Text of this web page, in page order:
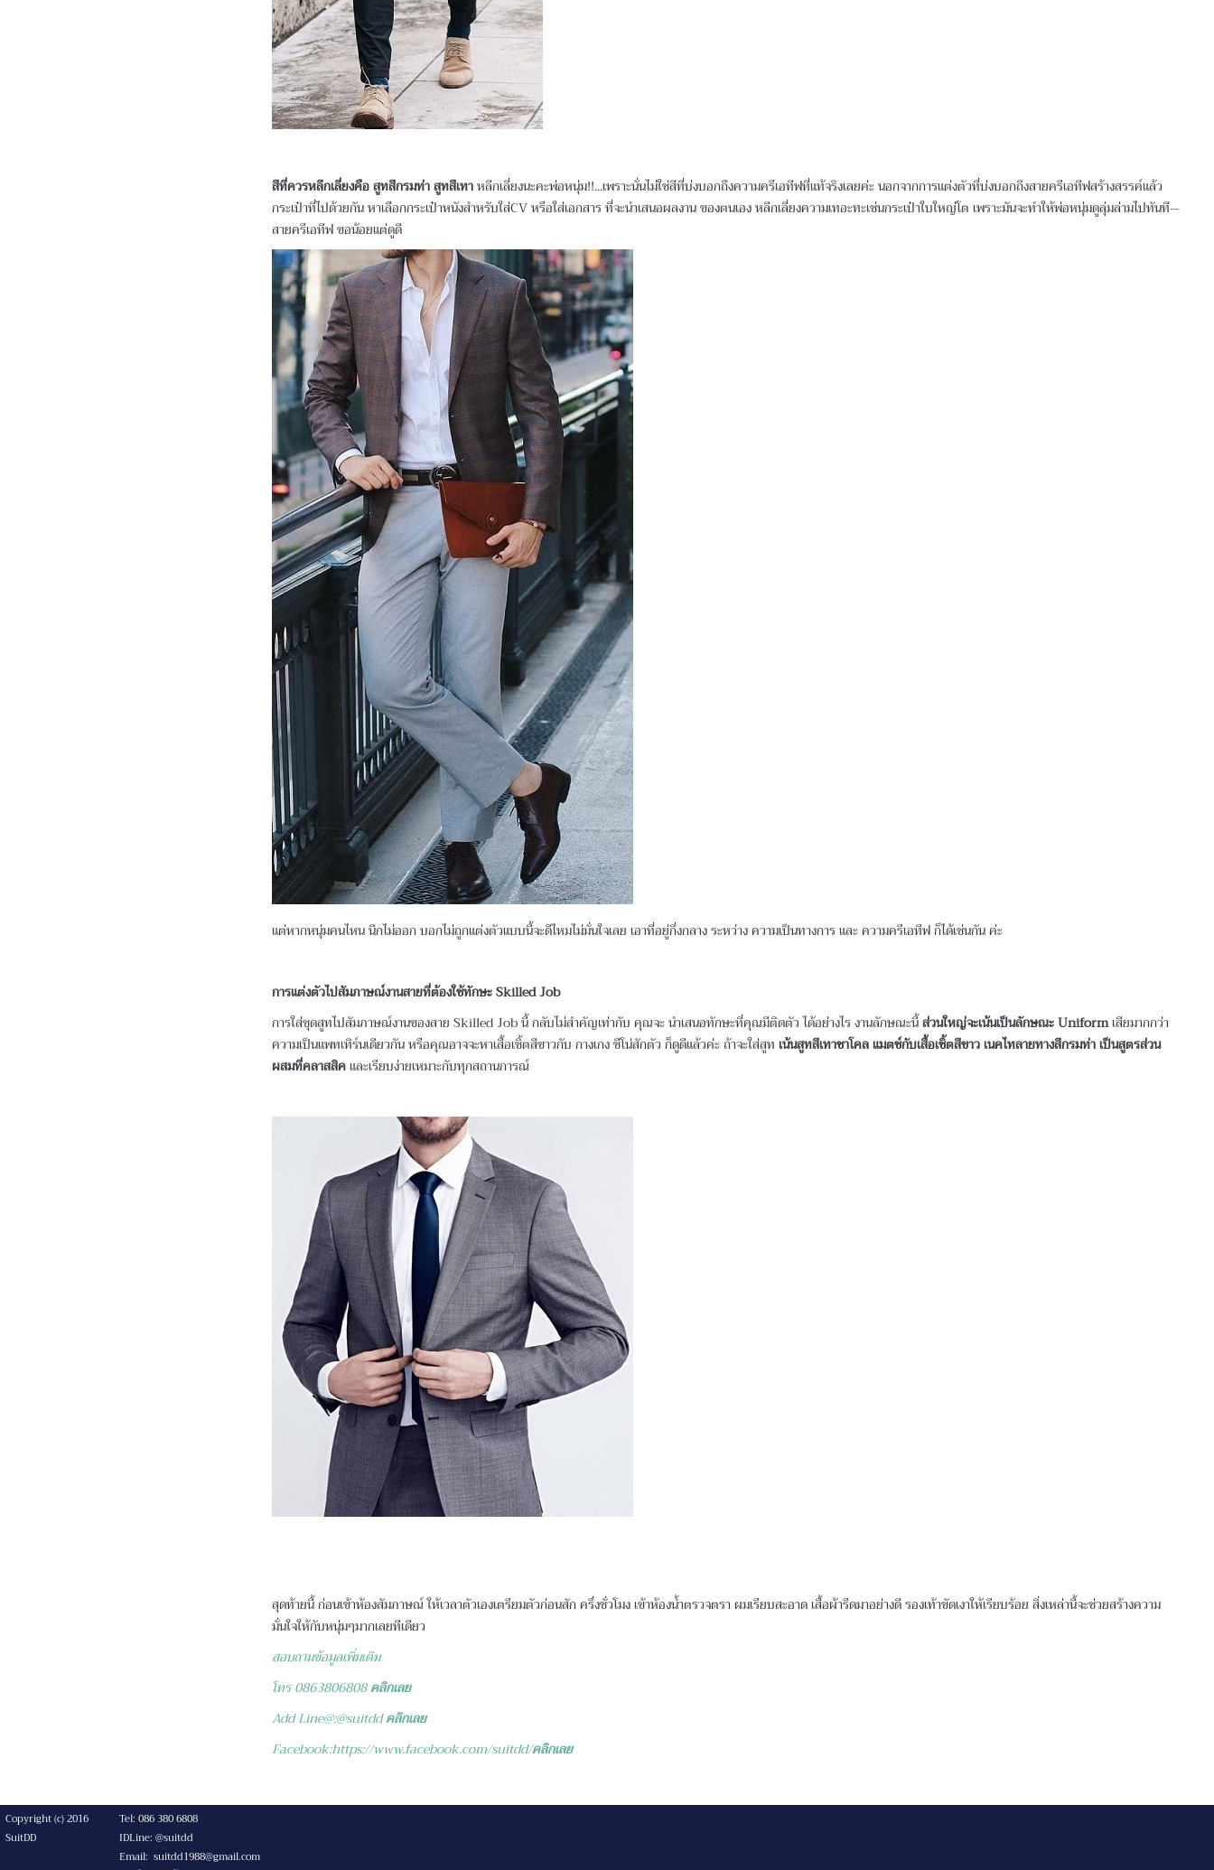
สีที่ควรหลีกเลี่ยงคือ สูทสีกรมท่า สูทสีเทาหลีกเลี่ยงนะคะพ่อหนุ่ม!!...เพราะนั่นไม่ใช่สีที่บ่งบอกถึงความครีเอทีฟที่แท้จริงเลยค่ะ นอกจากการแต่งตัวที่บ่งบอกถึงสายครีเอทีฟสร้างสรรค์แล้ว
กระเป๋าที่ไปด้วยกัน หาเลือกกระเป๋าหนังสำหรับใส่CV หรือใส่เอกสาร ที่จะนำเสนอผลงาน ของตนเอง หลีกเลี่ยงความเทอะทะเช่นกระเป๋าใบใหญ่โต เพราะมันจะทำให้พ่อหนุ่มดูลุ่มล่ามไปทันที--
สายครีเอทีฟ ขอน้อยแต่ดูดี
แต่หากหนุ่มคนไหน นึกไม่ออก บอกไม่ถูกแต่งตัวแบบนี้จะดีไหมไม่มั่นใจเลย เอาที่อยู่กึ่งกลาง ระหว่าง ความเป็นทางการ และ ความครีเอทีฟ ก็ได้เช่นกัน ค่ะ
การแต่งตัวไปสัมภาษณ์งานสายที่ต้องใช้ทักษะ Skilled Job
การใส่ชุดสูทไปสัมภาษณ์งานของสาย Skilled Job นี้ กลับไม่สำคัญเท่ากับ คุณจะ นำเสนอทักษะที่คุณมีติดตัว ได้อย่างไร งานลักษณะนี้ส่วนใหญ่จะเน้นเป็นลักษณะ Uniformเสียมากกว่า
ความเป็นแพทเทิร์นเดียวกัน หรือคุณอาจจะหาเสื้อเชิ้ตสีขาวกับ กางเกง ชีโน่สักตัว ก็ดูดีแล้วค่ะ ถ้าจะใส่สูทเน้นสูทสีเทาชาโคล แมตช์กับเสื้อเชิ้ตสีขาว เนคไทลายทางสีกรมท่า เป็นสูตรส่วน
ผสมที่คลาสสิคและเรียบง่ายเหมาะกับทุกสถานการณ์
สุดท้ายนี้ ก่อนเข้าห้องสัมภาษณ์ ให้เวลาตัวเองเตรียมตัวก่อนสัก ครึ่งชั่วโมง เข้าห้องน้ำตรวจตรา ผมเรียบสะอาด เสื้อผ้ารีดมาอย่างดี รองเท้าขัดเงาให้เรียบร้อย สิ่งเหล่านี้จะช่วยสร้างความ
มั่นใจให้กับหนุ่มๆมากเลยทีเดียว
สอบถามข้อมูลเพิ่มเติม
โทร 0863806808คลิกเลย
Add Line@:@suitddคลิกเลย
Facebook:https://www.facebook.com/suitdd/คลิกเลย
Copyright (c) 2016
Tel: 086 380 6808
SuitDD
IDLine: @suitdd
Email: suitdd1988@gmail.com